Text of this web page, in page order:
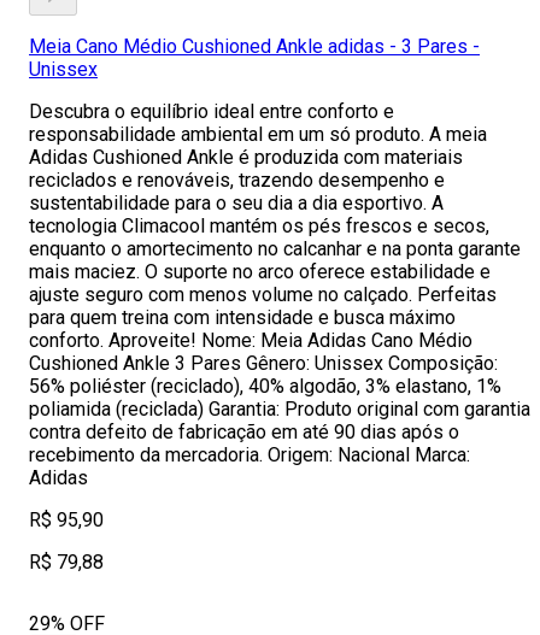
Meia Cano Médio Cushioned Ankle adidas - 3 Pares -
Unissex
Descubra o equilíbrio ideal entre conforto e
responsabilidade ambiental em um só produto. A meia
Adidas Cushioned Ankle é produzida com materiais
reciclados e renováveis, trazendo desempenho e
sustentabilidade para o seu dia a dia esportivo. A
tecnologia Climacool mantém os pés frescos e secos,
enquanto o amortecimento no calcanhar e na ponta garante
mais maciez. O suporte no arco oferece estabilidade e
ajuste seguro com menos volume no calçado. Perfeitas
para quem treina com intensidade e busca máximo
conforto. Aproveite! Nome: Meia Adidas Cano Médio
Cushioned Ankle 3 Pares Gênero: Unissex Composição:
56% poliéster (reciclado), 40% algodão, 3% elastano, 1%
poliamida (reciclada) Garantia: Produto original com garantia
contra defeito de fabricação em até 90 dias após o
recebimento da mercadoria. Origem: Nacional Marca:
Adidas
R$ 95,90
R$ 79,88
29% OFF